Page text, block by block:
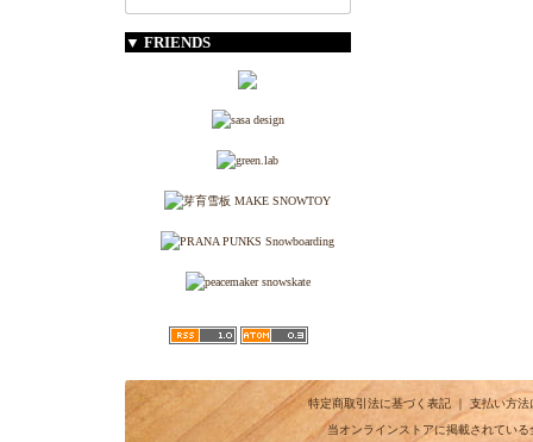
▼ FRIENDS
特定商取引法に基づく表記｜ 支払い方法
当オンラインストアに掲載されてい